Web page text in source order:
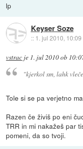
lp
Keyser Soze
:: 1. jul 2010, 10:09
vstrac je 1. jul 2010 ob
"kjerkol sm, lahk
Tole si se pa verjetno
Razen če živiš po eni
TRR in mi nakažeš par
pomeni, da so tvoji.